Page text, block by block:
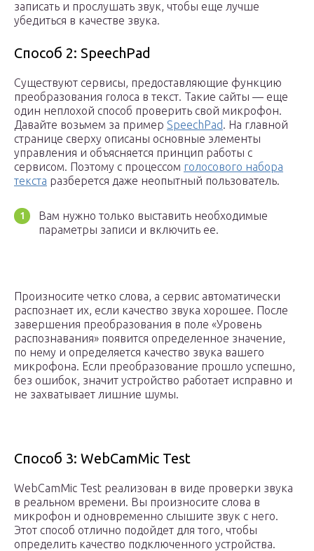
записать и прослушать звук, чтобы еще лучше
убедиться в качестве звука.
Способ 2: SpeechPad
Существуют сервисы, предоставляющие функцию
преобразования голоса в текст. Такие сайты — еще
один неплохой способ проверить свой микрофон.
Давайте возьмем за пример SpeechPad. На главной
странице сверху описаны основные элементы
управления и объясняется принцип работы с
сервисом. Поэтому с процессом голосового набора
текста разберется даже неопытный пользователь.
Вам нужно только выставить необходимые
параметры записи и включить ее.
Произносите четко слова, а сервис автоматически
распознает их, если качество звука хорошее. После
завершения преобразования в поле «Уровень
распознавания» появится определенное значение,
по нему и определяется качество звука вашего
микрофона. Если преобразование прошло успешно,
без ошибок, значит устройство работает исправно и
не захватывает лишние шумы.
Способ 3: WebCamMic Test
WebCamMic Test реализован в виде проверки звука
в реальном времени. Вы произносите слова в
микрофон и одновременно слышите звук с него.
Этот способ отлично подойдет для того, чтобы
определить качество подключенного устройства.